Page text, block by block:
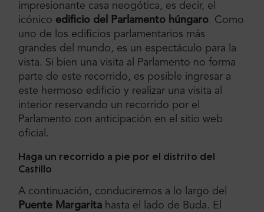
impresionante casa neogótica, es decir, el
icónico edificio del Parlamento húngaro. Como
uno de los edificios parlamentarios más
grandes del mundo, es un espectáculo para la
vista. Si bien una visita al Parlamento no forma
parte de este recorrido, es posible ingresar a
este hermoso edificio y realizar una visita al
interior reservando un recorrido por el
Parlamento con anticipación en el sitio web
oficial.
Haga un recorrido a pie por el distrito del
Castillo
A continuación, conduciremos a lo largo del
Puente Margarita hasta el lado de Buda. El